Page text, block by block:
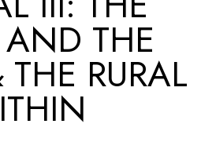
AND THE
RURAL